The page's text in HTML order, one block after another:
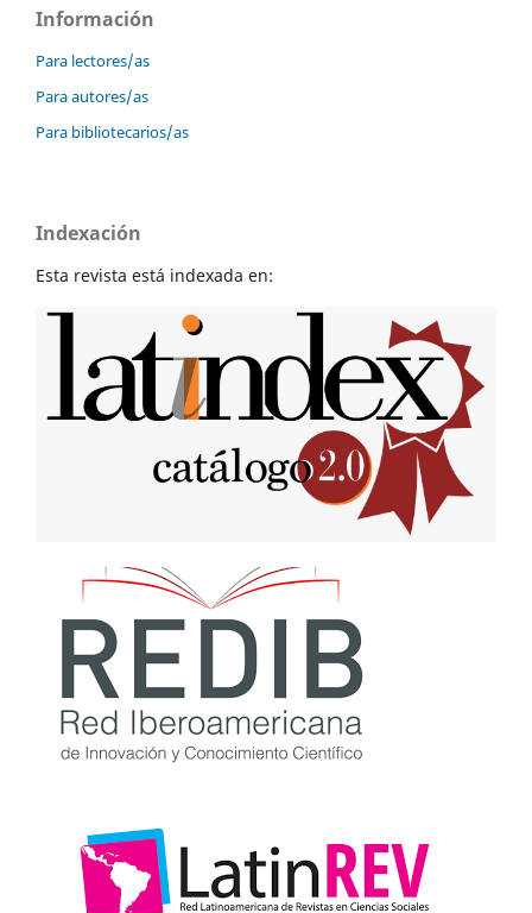
Información
Para lectores/as
Para autores/as
Para bibliotecarios/as
Indexación
Esta revista está indexada en: